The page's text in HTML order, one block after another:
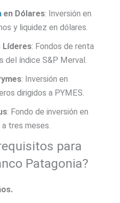
en Dólares: Inversión en
y liquidez en dólares.
Líderes: Fondos de renta
del índice S&P Merval.
: Inversión en
dirigidos a PYMES.
: Fondo de inversión en
tres meses.
para
Patagonia?